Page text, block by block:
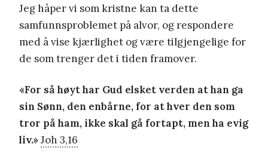
Jeg håper vi som kristne kan ta dette
samfunnsproblemet på alvor, og respondere
med å vise kjærlighet og være tilgjengelige for
de som trenger det i tiden framover.
«For så høyt har Gud elsket verden at han ga
sin Sønn, den enbårne, for at hver den som
tror på ham, ikke skal gå fortapt, men ha evig
liv.»Joh 3,16